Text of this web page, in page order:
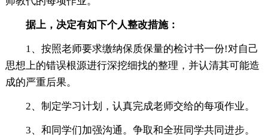
据上，决定有如下个人整改措施：
1、按照老师要求缴纳保质保量的检讨书一份!对自己
思想上的错误根源进行深挖细找的整理，并认清其可能造
成的严重后果。
2、制定学习计划，认真完成老师交给的每项作业。
3、和同学们加强沟通。争取和全班同学共同进步。